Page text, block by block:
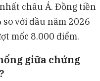
châu Á. Đồng tiền
với đầu năm 2026
mốc 8.000 điểm.
giữa chứng